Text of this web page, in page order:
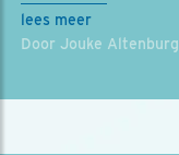
lees meer
Door Jouke Altenburg